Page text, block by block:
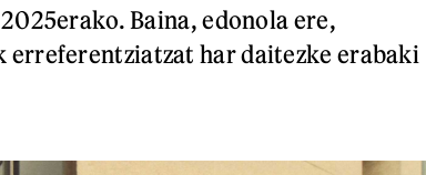
Baina, edonola ere,
erreferentziatzat har daitezke erabaki